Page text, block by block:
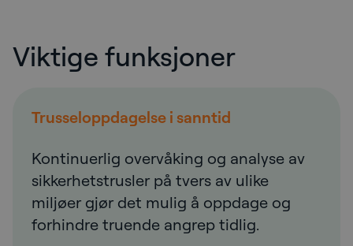
Viktige funksjoner
Trusseloppdagelse i sanntid
Kontinuerlig overvåking og analyse av
sikkerhetstrusler på tvers av ulike
miljøer gjør det mulig å oppdage og
forhindre truende angrep tidlig.